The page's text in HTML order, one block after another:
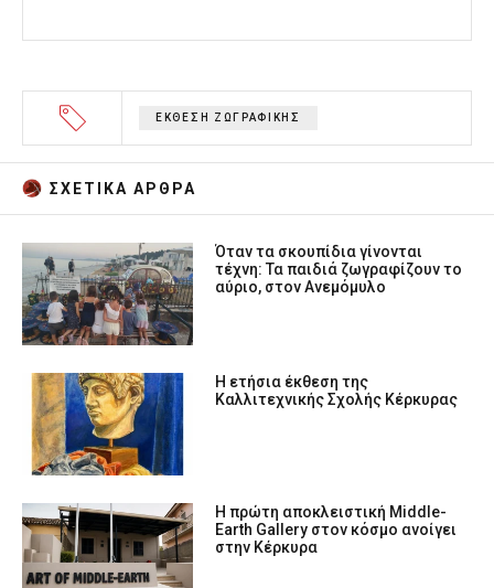
ΕΚΘΕΣΗ ΖΩΓΡΑΦΙΚΗΣ
ΣΧΕΤΙΚA AΡΘΡΑ
Όταν τα σκουπίδια γίνονται
τέχνη: Τα παιδιά ζωγραφίζουν το
αύριο, στον Ανεμόμυλο
Η ετήσια έκθεση της
Καλλιτεχνικής Σχολής Κέρκυρας
Η πρώτη αποκλειστική Middle-
Earth Gallery στον κόσμο ανοίγει
στην Κέρκυρα